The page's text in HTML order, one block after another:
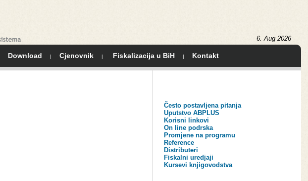
6. Aug 2026
Download | Cjenovnik | Fiskalizacija u BiH | Kontakt
Često postavljena pitanja
Uputstvo ABPLUS
Korisni linkovi
On line podrska
Promjene na programu
Reference
Distributeri
Fiskalni uredjaji
Kursevi knjigovodstva